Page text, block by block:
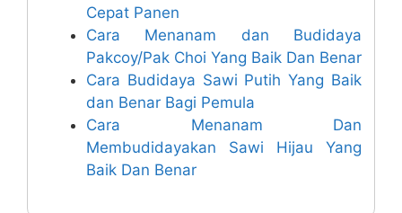
Cepat Panen
Cara Menanam dan Budidaya
Pakcoy/Pak Choi Yang Baik Dan Benar
Cara Budidaya Sawi Putih Yang Baik
dan Benar Bagi Pemula
Cara Menanam Dan
Membudidayakan Sawi Hijau Yang
Baik Dan Benar